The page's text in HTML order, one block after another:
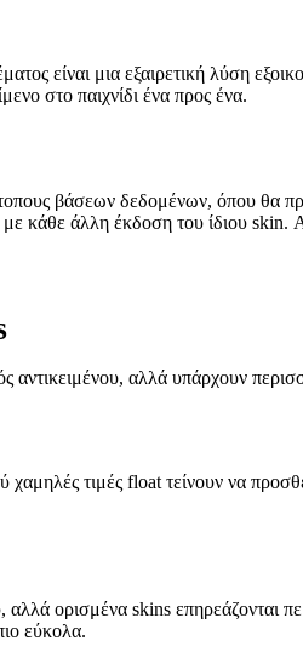
είναι μια εξαιρετική λύση
στο παιχνίδι ένα προς ένα.
βάσεων δεδομένων, όπου θα
κάθε άλλη έκδοση του ίδιου
αντικειμένου, αλλά υπάρχουν
τιμές float τείνουν να
ορισμένα skins
εύκολα.